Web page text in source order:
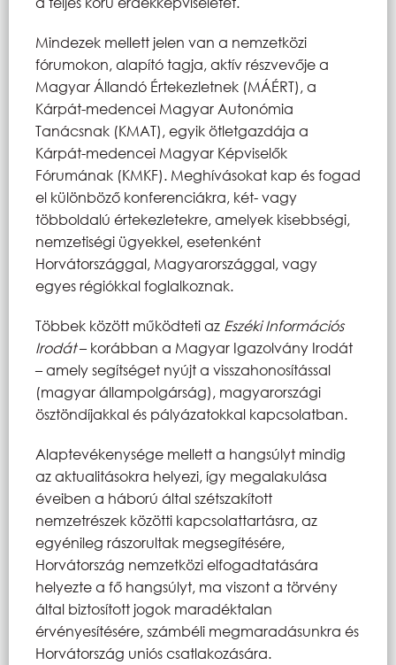
Mindezek mellett jelen van a nemzetközi
fórumokon, alapító tagja, aktív részvevője a
Magyar Állandó Értekezletnek (MÁÉRT), a
Kárpát-medencei Magyar Autonómia
Tanácsnak (KMAT), egyik ötletgazdája a
Kárpát-medencei Magyar Képviselők
Fórumának (KMKF). Meghívásokat kap és fogad
el különböző konferenciákra, két- vagy
többoldalú értekezletekre, amelyek kisebbségi,
nemzetiségi ügyekkel, esetenként
Horvátországgal, Magyarországgal, vagy
egyes régiókkal foglalkoznak.
Többek között működteti az Eszéki Információs
Irodát– korábban a Magyar Igazolvány Irodát
– amely segítséget nyújt a visszahonosítással
(magyar állampolgárság), magyarországi
ösztöndíjakkal és pályázatokkal kapcsolatban.
Alaptevékenysége mellett a hangsúlyt mindig
az aktualitásokra helyezi, így megalakulása
éveiben a háború által szétszakított
nemzetrészek közötti kapcsolattartásra, az
egyénileg rászorultak megsegítésére,
Horvátország nemzetközi elfogadtatására
helyezte a fő hangsúlyt, ma viszont a törvény
által biztosított jogok maradéktalan
érvényesítésére, számbéli megmaradásunkra és
Horvátország uniós csatlakozására.